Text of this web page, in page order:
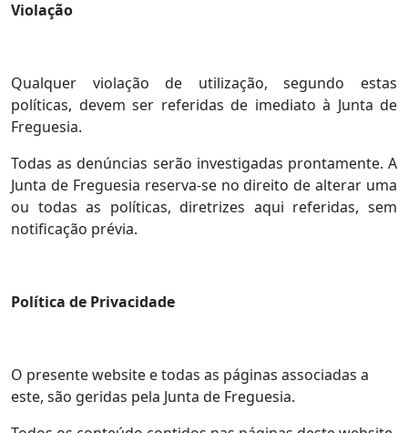
Violação
Qualquer violação de utilização, segundo estas
políticas, devem ser referidas de imediato à Junta de
Freguesia.
Todas as denúncias serão investigadas prontamente. A
Junta de Freguesia reserva-se no direito de alterar uma
ou todas as políticas, diretrizes aqui referidas, sem
notificação prévia.
Política de Privacidade
O presente website e todas as páginas associadas a
este, são geridas pela Junta de Freguesia.